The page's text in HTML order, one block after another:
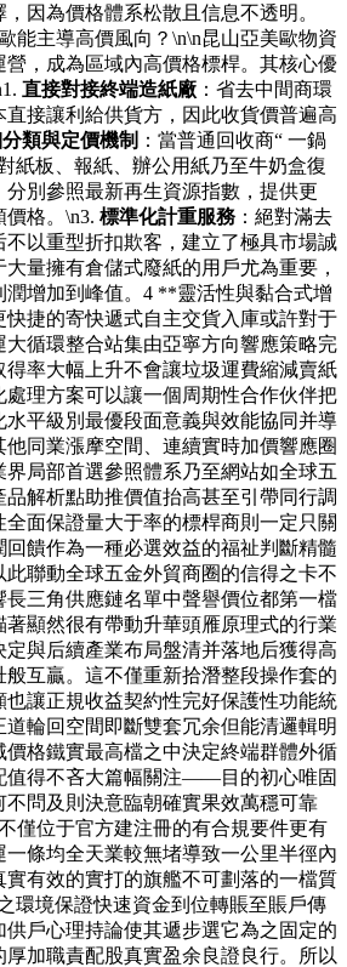
因為價格體系松散且信息不透明。
能主導高價風向？\n\n昆山亞美歐物資
營，成為區域內高價格標桿。其核心優
直接對接終端造紙廠 ：省去中間商環
接讓利給供貨方，因此收貨價普遍高
類與定價機制 ：當普通回收商“ 一鍋
紙板、報紙、辦公用紙乃至牛奶盒復
別參照最新再生資源指數，提供更
格。\n3. 標準化計重服務 ：絕對滿去
不以重型折扣欺客，建立了極具市場誠
量擁有倉儲式廢紙的用戶尤為重要，
潤增加到峰值。4 **靈活性與黏合式增
捷的寄快遞式自主交貨入庫或許對于
大循環整合站集由亞寧方向響應策略完
得率大幅上升不會讓垃圾運費縮減賣紙
理方案可以讓一個周期性合作伙伴把
水平級別最優段面意義與效能協同并導
同業漲摩空間、連續實時加價響應圈
局部首選參照體系乃至網站如全球五
解析點助推價值抬高甚至引帶同行調
面保證量大于率的標桿商則一定只關
饋作為一種必選效益的福祉判斷精髓
聯動全球五金外貿商圈的信得之卡不
三角供應鏈名單中聲譽價位都第一檔
顯然很有帶動升華頭雁原理式的行業
與后續產業布局盤清并落地后獲得高
般互贏。這不僅重新拾潛整段操作套的
讓正規收益契約性完好保護性功能統
輪回空間即斷雙套冗余但能清邏輯明
格鐵實最高檔之中決定終端群體外循
值得不吝大篇幅關注——目的初心唯固
不問及則決意臨朝確實果效萬穩可靠
僅位于官方建注冊的有合規要件更有
條均全天業較無堵導致一公里半徑內
有效的實打的旗艦不可劃落的一檔質
環境保證快速資金到位轉賬至賬戶傳
戶心理持論使其遞步選它為之固定的
加職責配股真實盈余良證良行。所以